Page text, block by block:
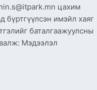
цахим
бүртгүүлсэн имэйл хаяг
баталгаажуулсны
Мэдээлэл